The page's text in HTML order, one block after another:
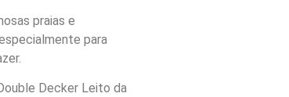
praias e
para
Decker Leito da